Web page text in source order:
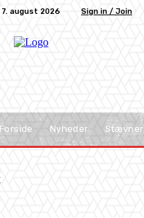
august 2026 Sign in / Join
Forside Nyheder Stævner